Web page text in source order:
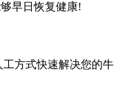
早日恢复健康!
方式快速解决您的牛